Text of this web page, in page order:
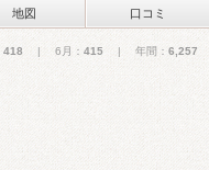
地図 口コミ
418 | 6月： 415 | 年間： 6,257